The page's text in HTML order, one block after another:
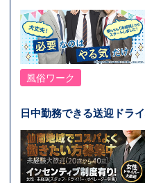
風俗ワーク
日中勤務できる送迎ドラ